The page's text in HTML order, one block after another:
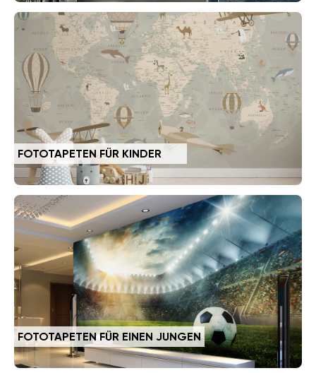
FOTOTAPETEN FÜR KINDER
FOTOTAPETEN FÜR EINEN JUNGEN